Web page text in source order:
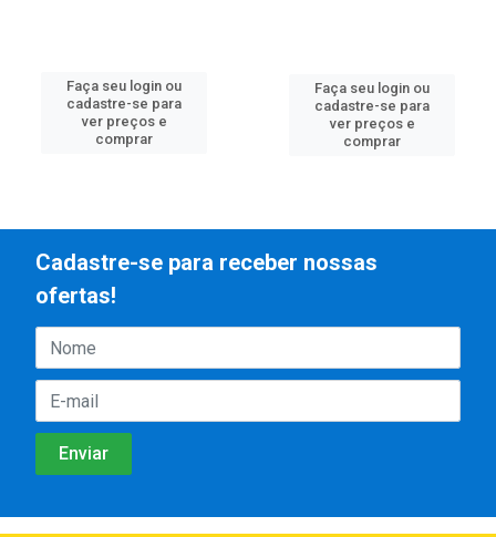
Faça seu login ou
cadastre-se para
ver preços e
comprar
Faça seu login ou
cadastre-se para
ver preços e
comprar
Cadastre-se para receber nossas
ofertas!